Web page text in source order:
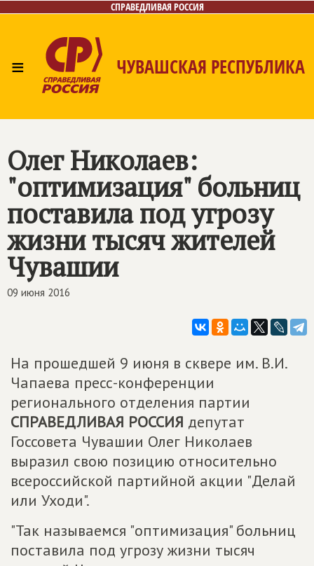
СПРАВЕДЛИВАЯ РОССИЯ
≡ ЧУВАШСКАЯ РЕСПУБЛИКА
Олег Николаев:
"оптимизация" больниц
поставила под угрозу
жизни тысяч жителей
Чувашии
09 июня 2016
На прошедшей 9 июня в сквере им. В.И.
Чапаева пресс-конференции
регионального отделения партии
СПРАВЕДЛИВАЯ РОССИЯ депутат
Госсовета Чувашии Олег Николаев
выразил свою позицию относительно
всероссийской партийной акции "Делай
или Уходи".
"Так называемся "оптимизация" больниц
поставила под угрозу жизни тысяч